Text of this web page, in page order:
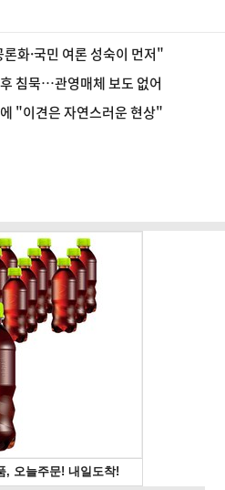
화·국민 여론 성숙이 먼저"
침묵…관영매체 보도 없어
"이견은 자연스러운 현상"